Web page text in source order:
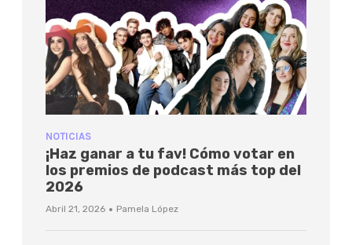
NOTICIAS
¡Haz ganar a tu fav! Cómo votar en
los premios de podcast más top del
2026
Abril 21, 2026 · Pamela López